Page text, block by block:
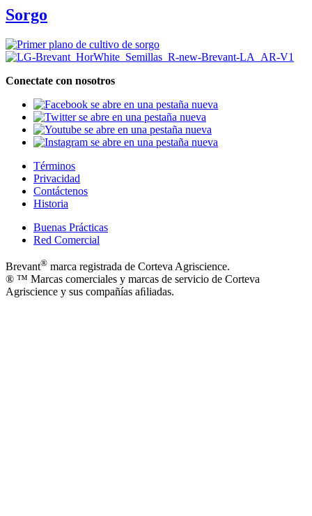
Sorgo
Conectate con nosotros
se abre en una pestaña nueva
se abre en una pestaña nueva
se abre en una pestaña nueva
se abre en una pestaña nueva
Términos
Privacidad
Contáctenos
Historia
Buenas Prácticas
Red Comercial
Brevant® marca registrada de Corteva Agriscience.
® ™ Marcas comerciales y marcas de servicio de Corteva
Agriscience y sus compañías aﬁliadas.